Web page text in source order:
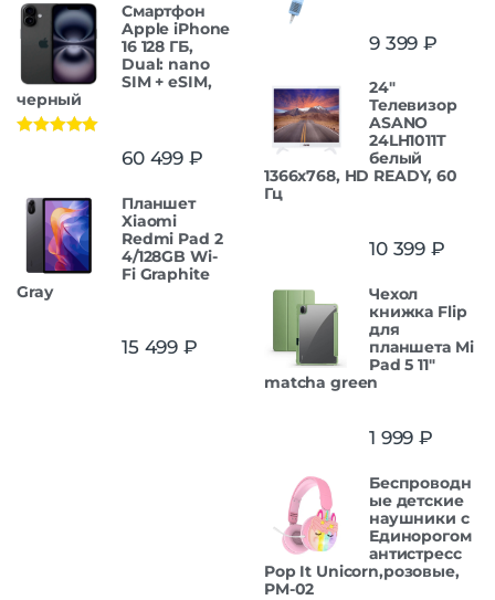
Смартфон
Apple iPhone
16 128 ГБ,
Dual: nano
SIM + eSIM,
черный
60 499 ₽
Планшет
Xiaomi
Redmi Pad 2
4/128GB Wi-
Fi Graphite
Gray
15 499 ₽
9 399 ₽
24"
Телевизор
ASANO
24LH1011T
белый
1366x768, HD READY, 60
Гц
10 399 ₽
Чехол
книжка Flip
для
планшета Mi
Pad 5 11"
matcha green
1 999 ₽
Беспроводн
ые детские
наушники с
Единорогом
антистресс
Pop It Unicorn,розовые,
PM-02